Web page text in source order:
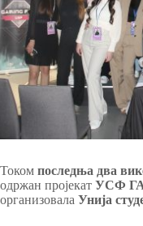
Током последња два
одржан пројекат УСФ
организовала Унија